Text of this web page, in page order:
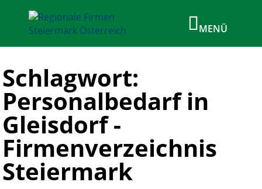
Schlagwort:
Personalbedarf in
Gleisdorf -
Firmenverzeichnis
Steiermark